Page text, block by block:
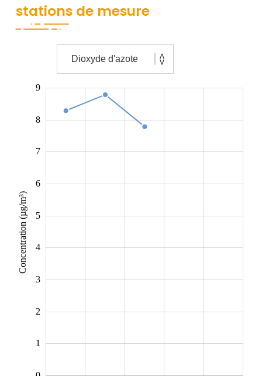
stations de mesure
Contenu